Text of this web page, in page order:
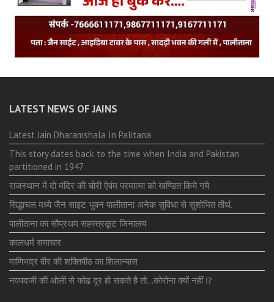
LATEST NEWS OF JAINS
Latest Jain Dharamshala In Palitana
This story dates back to the time when India and Pakistan
partitioned in 1947
राजस्थान में दो मंदिर की चोरी ऐवंम परमात्मा को खण्डित किये गये
सिद्धाचल मध्ये जैन साइट भुवन पालीताना अनेक सुविधा से सुशोभित तीर्थ.
पालीताना का सौप्रथम सहस्त्रकूट जिनालय
कालधर्म समाचार
माणिभद्र वीर की शक्तिपीठ का शिलान्यास
नवपदजी की ओली से कोढ दूर हो सकते है तो…कोरोना क्यों नहीं ⁉️